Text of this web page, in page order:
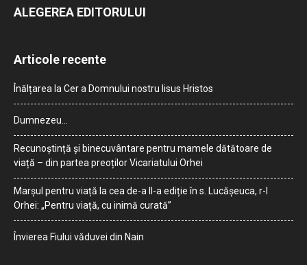
ALEGEREA EDITORULUI
Articole recente
Înălțarea la Cer a Domnului nostru Iisus Hristos
Dumnezeu…
Recunoștință și binecuvântare pentru mamele dătătoare de
viață – din partea preoților Vicariatului Orhei
Marșul pentru viață la cea de-a II-a ediție în s. Lucășeuca, r-l
Orhei: „Pentru viață, cu inimă curată”
Învierea Fiului văduvei din Nain